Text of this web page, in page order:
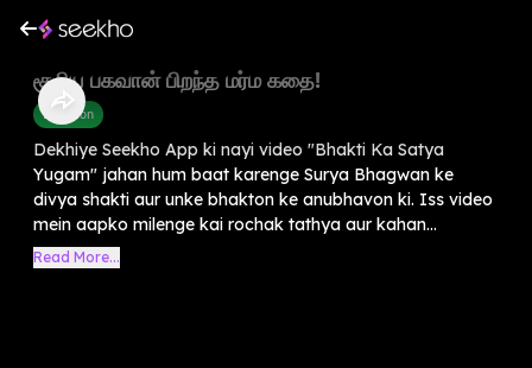
சூரிய பகவான் பிறந்த மர்ம கதை!
Devotion
Dekhiye Seekho App ki nayi video "Bhakti Ka Satya
Yugam" jahan hum baat karenge Surya Bhagwan ke
divya shakti aur unke bhakton ke anubhavon ki. Iss video
mein aapko milenge kai rochak tathya aur kahan...
Read More...